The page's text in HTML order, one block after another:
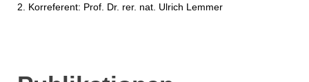
2. Korreferent: Prof. Dr. rer. nat. Ulrich Lemmer